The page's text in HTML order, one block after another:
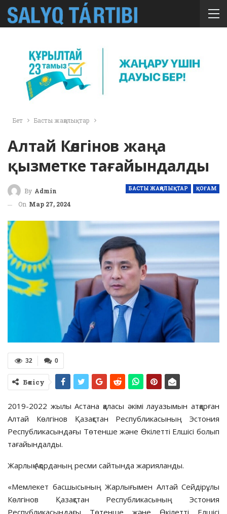
Бет Басты жаңалықтар
Алтай Көлгінов жаңа
қызметке тағайындалды
БАСТЫ ЖАҢАЛЫҚТАР ҚОҒАМ
By Admin
On Мар 27, 2024
0
32
Бөлісу
2019-2022 жылы Астана қаласы әкімі лауазымын атқарған
Алтай Көлгінов Қазақстан Республикасының Эстония
Республикасындағы Төтенше және Өкілетті Елшісі болып
тағайындалды.
Жарлық Ақорданың ресми сайтында жарияланды.
«Мемлекет басшысының Жарлығымен Алтай Сейдірұлы
Көлгінов Қазақстан Республикасының Эстония
Республикасындағы Төтенше және Өкілетті Елшісі